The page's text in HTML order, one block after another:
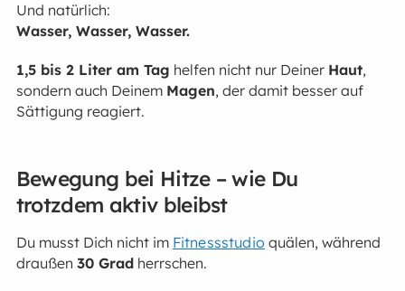
Und natürlich:
Wasser, Wasser, Wasser.
1,5 bis 2 Liter am Tag helfen nicht nur Deiner Haut,
sondern auch Deinem Magen, der damit besser auf
Sättigung reagiert.
Bewegung bei Hitze – wie Du
trotzdem aktiv bleibst
Du musst Dich nicht im Fitnessstudio quälen, während
draußen 30 Gradherrschen.